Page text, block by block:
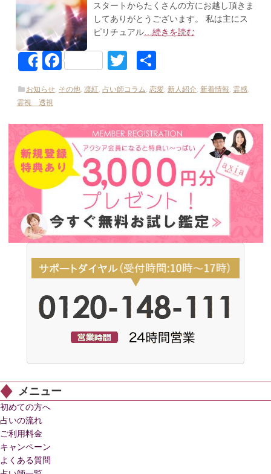
スタートからたくさんの方にお越し頂きま
してありがとうございます。 私は主にス
ピリチュアル…続きを読む
ShareFacebook Twitter
お知らせ, その他, 凛紅, 占い師コラム, 恋愛, 新人紹介, 新着情報, 霊感,
霊視 透視
メニュー
初めての方へ
占いの流れ
ご利用料金
キャンペーン
よくある質問